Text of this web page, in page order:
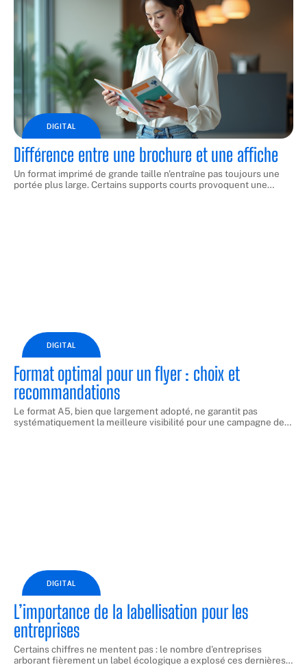
DIGITAL
Différence entre une brochure et une affiche
Un format imprimé de grande taille n'entraîne pas toujours une
portée plus large. Certains supports courts provoquent une…
DIGITAL
Format optimal pour un flyer : choix et
recommandations
Le format A5, bien que largement adopté, ne garantit pas
systématiquement la meilleure visibilité pour une campagne de…
DIGITAL
L’importance de la labellisation pour les
entreprises
Certains chiffres ne mentent pas : le nombre d'entreprises
arborant fièrement un label écologique a explosé ces dernières…